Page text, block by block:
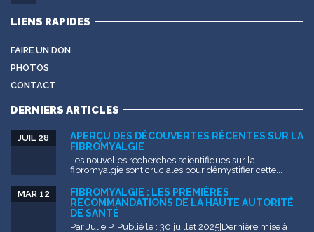
LIENS RAPIDES
FAIRE UN DON
PHOTOS
CONTACT
DERNIERS ARTICLES
APERÇU DES DÉCOUVERTES RÉCENTES SUR LA
FIBROMYALGIE
JUIL 28
Les nouvelles recherches scientifiques sur la
fibromyalgie sont cruciales pour démystifier cette...
FIBROMYALGIE : LES PREMIÈRES
RECOMMANDATIONS DE LA HAUTE AUTORITÉ
DE SANTÉ
MAR 12
Par Julie P.|Publié le : 30 juillet 2025|Dernière mise à